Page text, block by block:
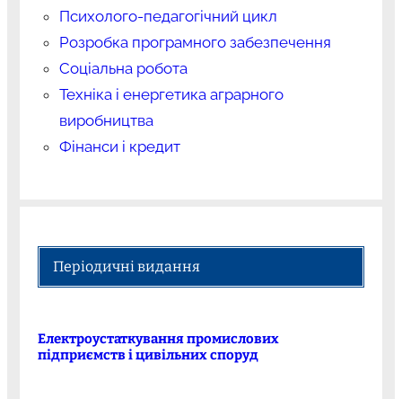
Психолого-педагогічний цикл
Розробка програмного забезпечення
Соціальна робота
Техніка і енергетика аграрного
виробництва
Фінанси і кредит
Періодичні видання
Електроустаткування промислових
підприємств і цивільних споруд